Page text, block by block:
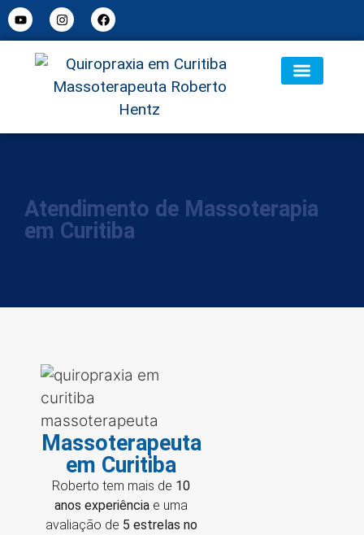
Atendimento de Massoterapia
em Curitiba
Massoterapeuta
em Curitiba
Roberto tem mais de 10
anos experiência e uma
avaliação de 5 estrelas no